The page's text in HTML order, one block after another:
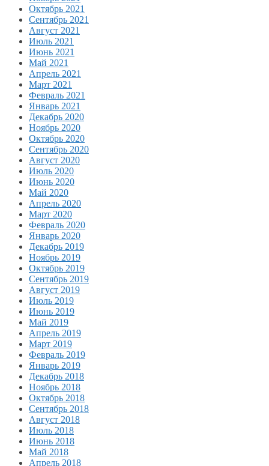
Октябрь 2021
Сентябрь 2021
Август 2021
Июль 2021
Июнь 2021
Май 2021
Апрель 2021
Март 2021
Февраль 2021
Январь 2021
Декабрь 2020
Ноябрь 2020
Октябрь 2020
Сентябрь 2020
Август 2020
Июль 2020
Июнь 2020
Май 2020
Апрель 2020
Март 2020
Февраль 2020
Январь 2020
Декабрь 2019
Ноябрь 2019
Октябрь 2019
Сентябрь 2019
Август 2019
Июль 2019
Июнь 2019
Май 2019
Апрель 2019
Март 2019
Февраль 2019
Январь 2019
Декабрь 2018
Ноябрь 2018
Октябрь 2018
Сентябрь 2018
Август 2018
Июль 2018
Июнь 2018
Май 2018
Апрель 2018